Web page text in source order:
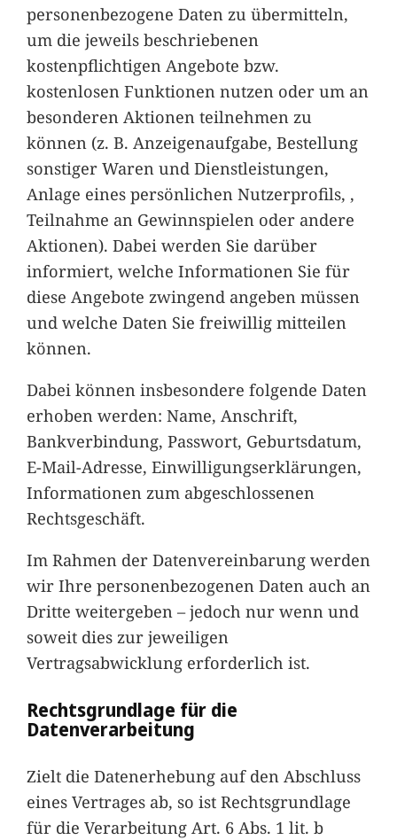
personenbezogene Daten zu übermitteln,
um die jeweils beschriebenen
kostenpflichtigen Angebote bzw.
kostenlosen Funktionen nutzen oder um an
besonderen Aktionen teilnehmen zu
können (z. B. Anzeigenaufgabe, Bestellung
sonstiger Waren und Dienstleistungen,
Anlage eines persönlichen Nutzerprofils, ,
Teilnahme an Gewinnspielen oder andere
Aktionen). Dabei werden Sie darüber
informiert, welche Informationen Sie für
diese Angebote zwingend angeben müssen
und welche Daten Sie freiwillig mitteilen
können.
Dabei können insbesondere folgende Daten
erhoben werden: Name, Anschrift,
Bankverbindung, Passwort, Geburtsdatum,
E-Mail-Adresse, Einwilligungserklärungen,
Informationen zum abgeschlossenen
Rechtsgeschäft.
Im Rahmen der Datenvereinbarung werden
wir Ihre personenbezogenen Daten auch an
Dritte weitergeben – jedoch nur wenn und
soweit dies zur jeweiligen
Vertragsabwicklung erforderlich ist.
Rechtsgrundlage für die
Datenverarbeitung
Zielt die Datenerhebung auf den Abschluss
eines Vertrages ab, so ist Rechtsgrundlage
für die Verarbeitung Art. 6 Abs. 1 lit. b